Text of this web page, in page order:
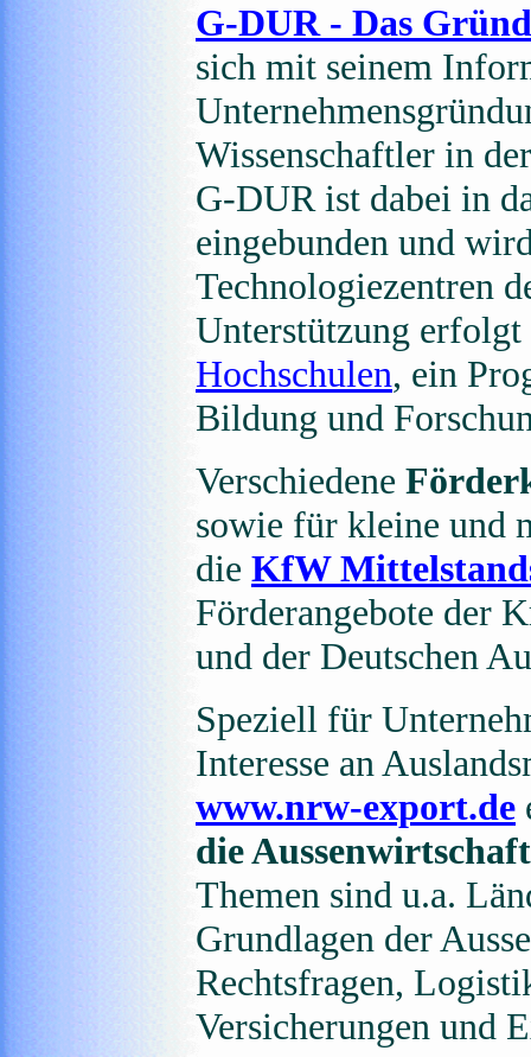
G-DUR - Das
sich mit seinem
Wissenschaftler in
G-DUR ist dabei in
eingebunden und
Technologiezentren
Unterstützung
Hochschulen, ein
Bildung und
Verschiedene
sowie für kleine und
die KfW
Förderangebote der
und der Deutschen
Speziell für
Interesse an
www.nrw-export.de
die Aussenwirtschaft
Themen sind u.a.
Grundlagen der
Rechtsfragen,
Versicherungen und